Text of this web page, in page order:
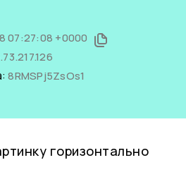
07:27:08 +0000
8RMSPj5ZsOs1
горизонтально